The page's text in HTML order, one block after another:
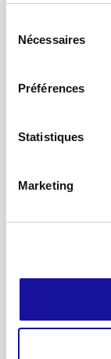
Nécessaires
Préférences
Statistiques
Marketing